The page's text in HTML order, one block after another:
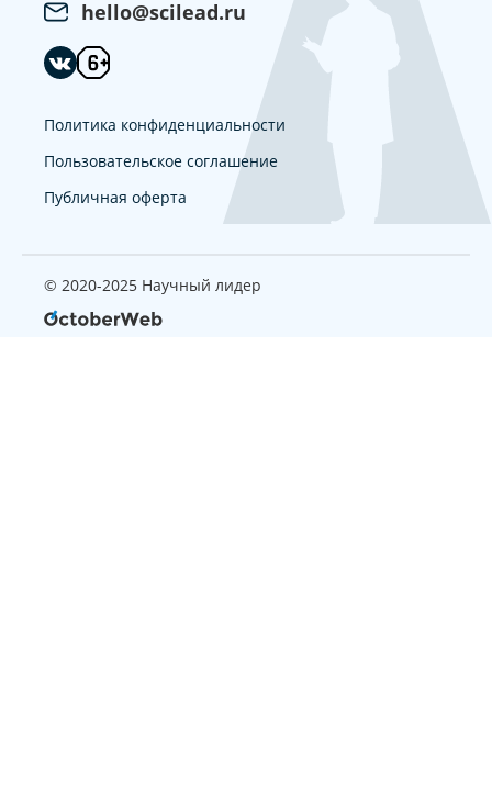
hello@scilead.ru
Политика конфиденциальности
Пользовательское соглашение
Публичная оферта
© 2020-2025 Научный лидер